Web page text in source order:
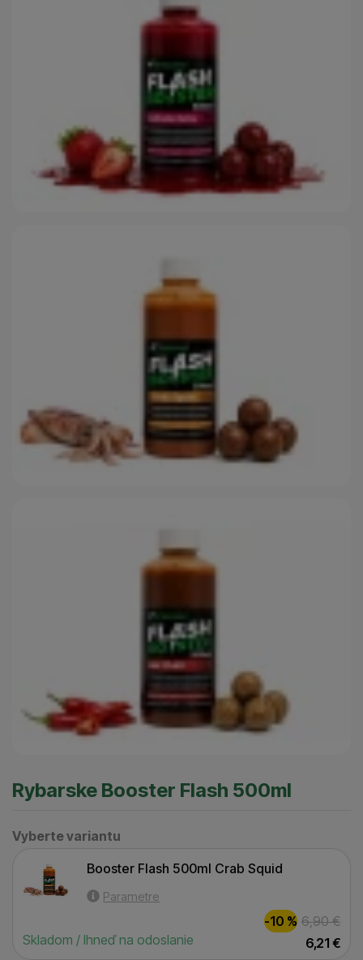
Rybarske Booster Flash 500ml
Vyberte variantu
Vyberte variantu
Booster Flash 500ml Crab Squid
Skladom / Ihneď na odoslanie
Parametre
-10 % 6,90€
6,21 €